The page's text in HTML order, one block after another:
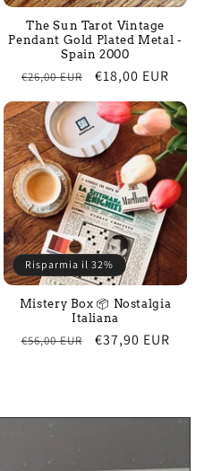
The Sun Tarot Vintage
Pendant Gold Plated Metal -
Spain 2000
Regular
€26,00 EUR
Sale
€18,00 EUR
Risparmia il 32%
Mistery Box 📦 Nostalgia
Italiana
Regular
€56,00 EUR
Sale
€37,90 EUR